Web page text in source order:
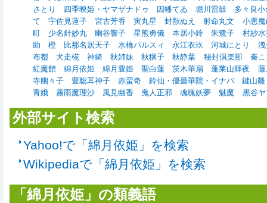
さとり
四季映姫・ヤマザナドゥ 因幡てゐ 堀川雷鼓
多々良小
て
宇佐見蓮子 宮古芳香 寅丸星 封獣ぬえ 射命丸文
小悪
町
少名針妙丸 幽谷響子 星熊勇儀 本居小鈴 朱鷺子
村紗水
助
橙 比那名居天子 水橋パルスィ 永江衣玖 河城にとり
布都
犬走椛 神綺 秋姉妹 秋穣子 秋静葉 秘封倶楽部
秦
紅魔館
綿月依姫 綿月豊姫 聖白蓮 茨木華扇 蓬莱山輝夜
寺幽々子
豊聡耳神子 赤蛮奇 鈴仙・優曇華院・イナバ
鍵山雛
青娥
霧雨魔理沙 風見幽香 鬼人正邪 魂魄妖夢 魅魔 黒谷
外部サイト検索
Yahoo!で「綿月依姫」を検索
Wikipediaで「綿月依姫」を検索
「綿月依姫」の類義語